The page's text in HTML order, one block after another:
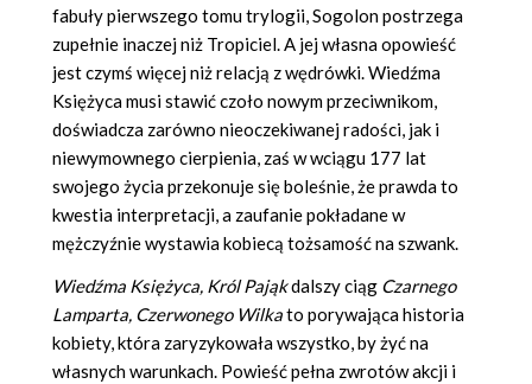
fabuły pierwszego tomu trylogii, Sogolon postrzega
zupełnie inaczej niż Tropiciel. A jej własna opowieść
jest czymś więcej niż relacją z wędrówki. Wiedźma
Księżyca musi stawić czoło nowym przeciwnikom,
doświadcza zarówno nieoczekiwanej radości, jak i
niewymownego cierpienia, zaś w wciągu 177 lat
swojego życia przekonuje się boleśnie, że prawda to
kwestia interpretacji, a zaufanie pokładane w
mężczyźnie wystawia kobiecą tożsamość na szwank.
Wiedźma Księżyca, Król Pająkdalszy ciąg Czarnego
Lamparta, Czerwonego Wilkato porywająca historia
kobiety, która zaryzykowała wszystko, by żyć na
własnych warunkach. Powieść pełna zwrotów akcji i